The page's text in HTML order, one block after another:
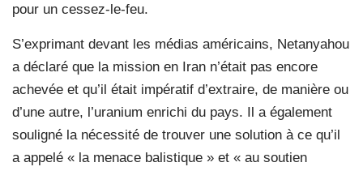
pour un cessez-le-feu.
S’exprimant devant les médias américains, Netanyahou
a déclaré que la mission en Iran n’était pas encore
achevée et qu’il était impératif d’extraire, de manière ou
d’une autre, l’uranium enrichi du pays. Il a également
souligné la nécessité de trouver une solution à ce qu’il
a appelé « la menace balistique » et « au soutien